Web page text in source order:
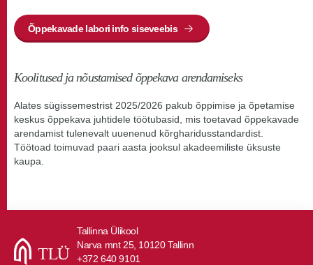
Õppekavade labori info siseveebis
Koolitused ja nõustamised õppekava arendamiseks
Alates sügissemestrist 2025/2026 pakub õppimise ja õpetamise
keskus õppekava juhtidele töötubasid, mis toetavad õppekavade
arendamist tulenevalt uuenenud kõrgharidusstandardist.
Töötoad toimuvad paari aasta jooksul akadeemiliste üksuste
kaupa.
Tallinna Ülikool
Narva mnt 25, 10120 Tallinn
+372 640 9101